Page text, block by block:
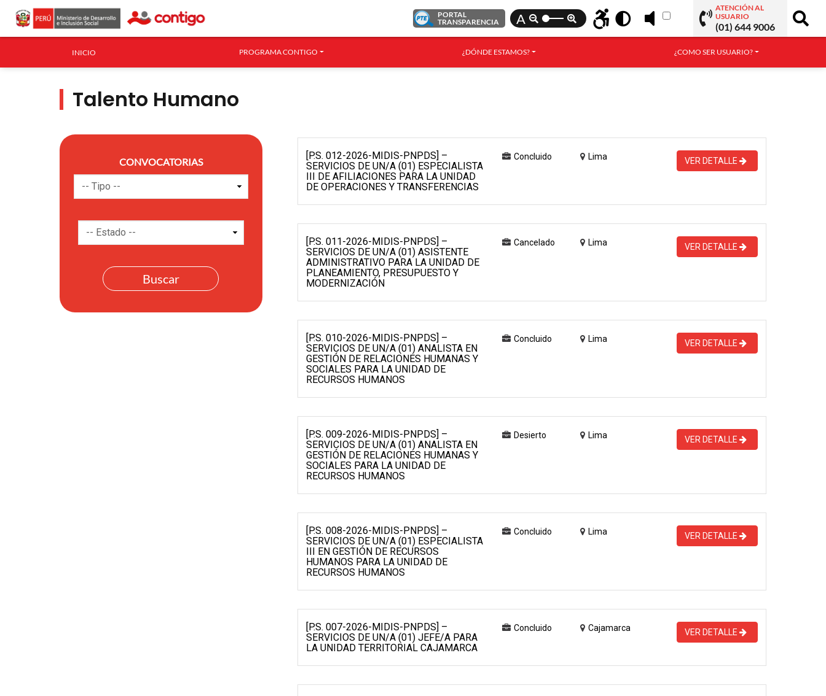
PORTAL
TRANSPARENCIA
A
ATENCIÓN AL
USUARIO
(01) 644 9006
INICIO PROGRAMA CONTIGO ¿DÓNDE ESTAMOS? ¿COMO SER USUARIO?
Talento Humano
CONVOCATORIAS
[P.S. 012-2026-MIDIS-PNPDS] –
SERVICIOS DE UN/A (01) ESPECIALISTA
III DE AFILIACIONES PARA LA UNIDAD
DE OPERACIONES Y TRANSFERENCIAS
Concluido Lima VER DETALLE
[P.S. 011-2026-MIDIS-PNPDS] –
SERVICIOS DE UN/A (01) ASISTENTE
ADMINISTRATIVO PARA LA UNIDAD DE
PLANEAMIENTO, PRESUPUESTO Y
MODERNIZACIÓN
Cancelado Lima VER DETALLE
[P.S. 010-2026-MIDIS-PNPDS] –
SERVICIOS DE UN/A (01) ANALISTA EN
GESTIÓN DE RELACIONES HUMANAS Y
SOCIALES PARA LA UNIDAD DE
RECURSOS HUMANOS
Concluido Lima VER DETALLE
[P.S. 009-2026-MIDIS-PNPDS] –
SERVICIOS DE UN/A (01) ANALISTA EN
GESTIÓN DE RELACIONES HUMANAS Y
SOCIALES PARA LA UNIDAD DE
RECURSOS HUMANOS
Desierto Lima VER DETALLE
[P.S. 008-2026-MIDIS-PNPDS] –
SERVICIOS DE UN/A (01) ESPECIALISTA
III EN GESTIÓN DE RECURSOS
HUMANOS PARA LA UNIDAD DE
RECURSOS HUMANOS
Concluido Lima VER DETALLE
[P.S. 007-2026-MIDIS-PNPDS] –
SERVICIOS DE UN/A (01) JEFE/A PARA
LA UNIDAD TERRITORIAL CAJAMARCA
Concluido Cajamarca VER DETALLE